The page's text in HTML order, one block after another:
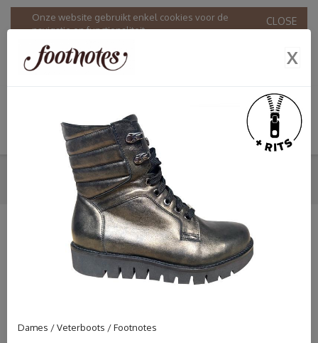
CLOSE
Onze website gebruikt enkel cookies voor de
navigatie en functionaliteit.
Door onze website te gebruiken stemt u in met ons
gebruik van cookies in overeenstemming met onze
Privacy & Cookie policy
SHOP DAMES FOOTNOTES
Instapper
X
Dames / Veterboots / Footnotes